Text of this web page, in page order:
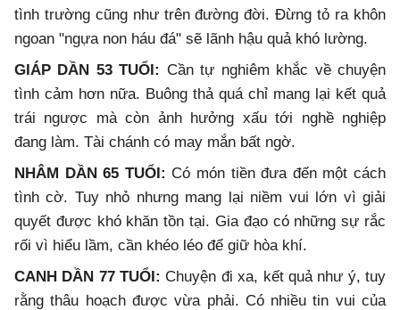
tình trường cũng như trên đường đời. Đừng tỏ ra khôn
ngoan "ngựa non háu đá" sẽ lãnh hậu quả khó lường.
GIÁP DẦN 53 TUỔI: Cần tự nghiêm khắc về chuyện
tình cảm hơn nữa. Buông thả quá chỉ mang lại kết quả
trái ngược mà còn ảnh hưởng xấu tới nghề nghiệp
đang làm. Tài chánh có may mắn bất ngờ.
NHÂM DẦN 65 TUỔI: Có món tiền đưa đến một cách
tình cờ. Tuy nhỏ nhưng mang lại niềm vui lớn vì giải
quyết được khó khăn tồn tại. Gia đạo có những sự rắc
rối vì hiểu lầm, cần khéo léo để giữ hòa khí.
CANH DẦN 77 TUỔI: Chuyện đi xa, kết quả như ý, tuy
rằng thâu hoạch được vừa phải. Có nhiều tin vui của